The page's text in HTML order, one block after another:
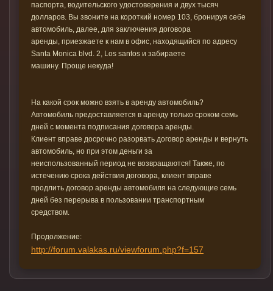
паспорта, водительского удостоверения и двух тысяч
долларов. Вы звоните на короткий номер 103, бронируя себе
автомобиль, далее, для заключения договора
аренды, приезжаете к нам в офис, находящийся по адресу
Santa Monica blvd. 2, Los santos и забираете
машину. Проще некуда!
На какой срок можно взять в аренду автомобиль?
Автомобиль предоставляется в аренду только сроком семь
дней с момента подписания договора аренды.
Клиент вправе досрочно разорвать договор аренды и вернуть
автомобиль, но при этом деньги за
неиспользованный период не возвращаются! Также, по
истечению срока действия договора, клиент вправе
продлить договор аренды автомобиля на следующие семь
дней без перерыва в пользовании транспортным
средством.
Продолжение:
http://forum.valakas.ru/viewforum.php?f=157